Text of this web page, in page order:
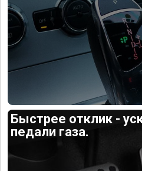
Быстрее отклик -
педали газа.